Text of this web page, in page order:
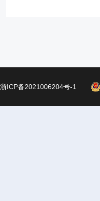
浙ICP备2021006204号-1